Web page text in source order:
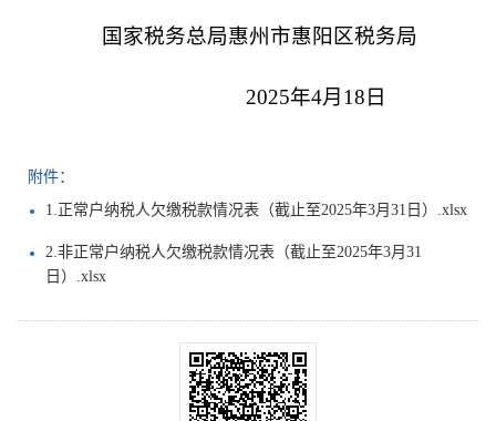
国家税务总局惠州市惠阳区税务局
2025年4月 18 日
附件：
1.正常户纳税人欠缴税款情况表（截止至2025年3月31日）.xlsx
2.非正常户纳税人欠缴税款情况表（截止至2025年3月31
日）.xlsx